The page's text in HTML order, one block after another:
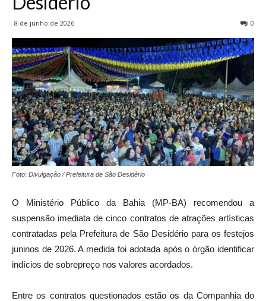
8 de junho de 2026 0
Foto: Divulgação / Prefeitura de São Desidério
O Ministério Público da Bahia (MP-BA) recomendou a
suspensão imediata de cinco contratos de atrações artísticas
contratadas pela Prefeitura de São Desidério para os festejos
juninos de 2026. A medida foi adotada após o órgão identificar
indícios de sobrepreço nos valores acordados.
Entre os contratos questionados estão os da Companhia do